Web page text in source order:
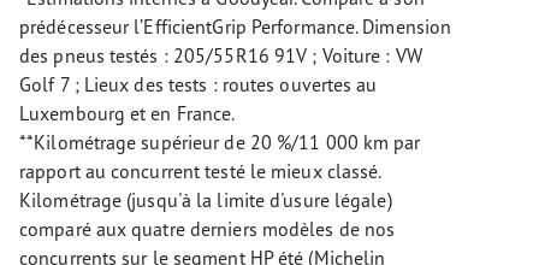
prédécesseur l’EfficientGrip Performance. Dimension
des pneus testés : 205/55R16 91V ; Voiture : VW
Golf 7 ; Lieux des tests : routes ouvertes au
Luxembourg et en France.
**Kilométrage supérieur de 20 %/11 000 km par
rapport au concurrent testé le mieux classé.
Kilométrage (jusqu'à la limite d'usure légale)
comparé aux quatre derniers modèles de nos
concurrents sur le segment HP été (Michelin